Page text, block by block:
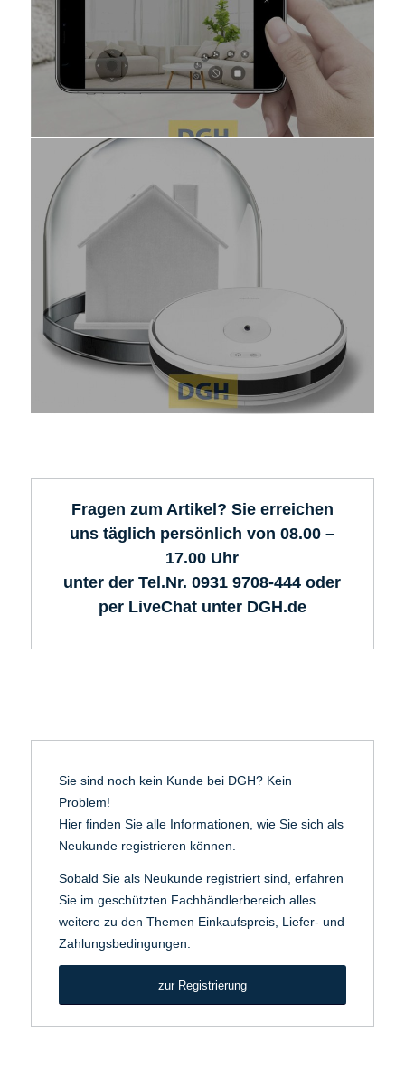
Fragen zum Artikel? Sie erreichen
uns täglich persönlich von 08.00 –
17.00 Uhr
unter der Tel.Nr. 0931 9708-444 oder
per LiveChat unter DGH.de
Sie sind noch kein Kunde bei DGH? Kein
Problem!
Hier finden Sie alle Informationen, wie Sie sich als
Neukunde registrieren können.
Sobald Sie als Neukunde registriert sind, erfahren
Sie im geschützten Fachhändlerbereich alles
weitere zu den Themen Einkaufspreis, Liefer- und
Zahlungsbedingungen.
zur Registrierung